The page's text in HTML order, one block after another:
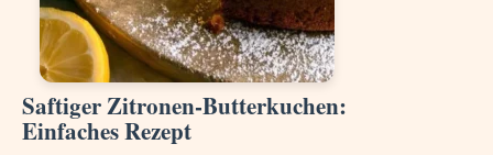
Saftiger Zitronen-Butterkuchen:
Einfaches Rezept